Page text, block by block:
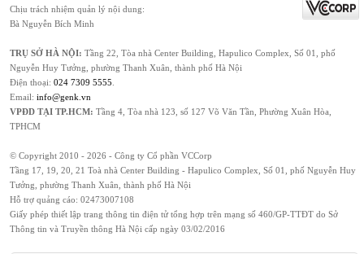
Chịu trách nhiệm quản lý nội dung:
Bà Nguyễn Bích Minh
TRỤ SỞ HÀ NỘI: Tầng 22, Tòa nhà Center Building, Hapulico Complex, Số 01, phố
Nguyễn Huy Tưởng, phường Thanh Xuân, thành phố Hà Nội
Điện thoại: 024 7309 5555
Email: info@genk.vn
VPĐD TẠI TP.HCM: Tầng 4, Tòa nhà 123, số 127 Võ Văn Tần, Phường Xuân Hòa,
TPHCM
© Copyright 2010 - 2026 - Công ty Cổ phần VCCorp
Tầng 17, 19, 20, 21 Toà nhà Center Building - Hapulico Complex, Số 01, phố Nguyễn Huy
Tưởng, phường Thanh Xuân, thành phố Hà Nội
Hỗ trợ quảng cáo: 02473007108
Giấy phép thiết lập trang thông tin điện tử tổng hợp trên mạng số 460/GP-TTĐT do Sở
Thông tin và Truyền thông Hà Nội cấp ngày 03/02/2016